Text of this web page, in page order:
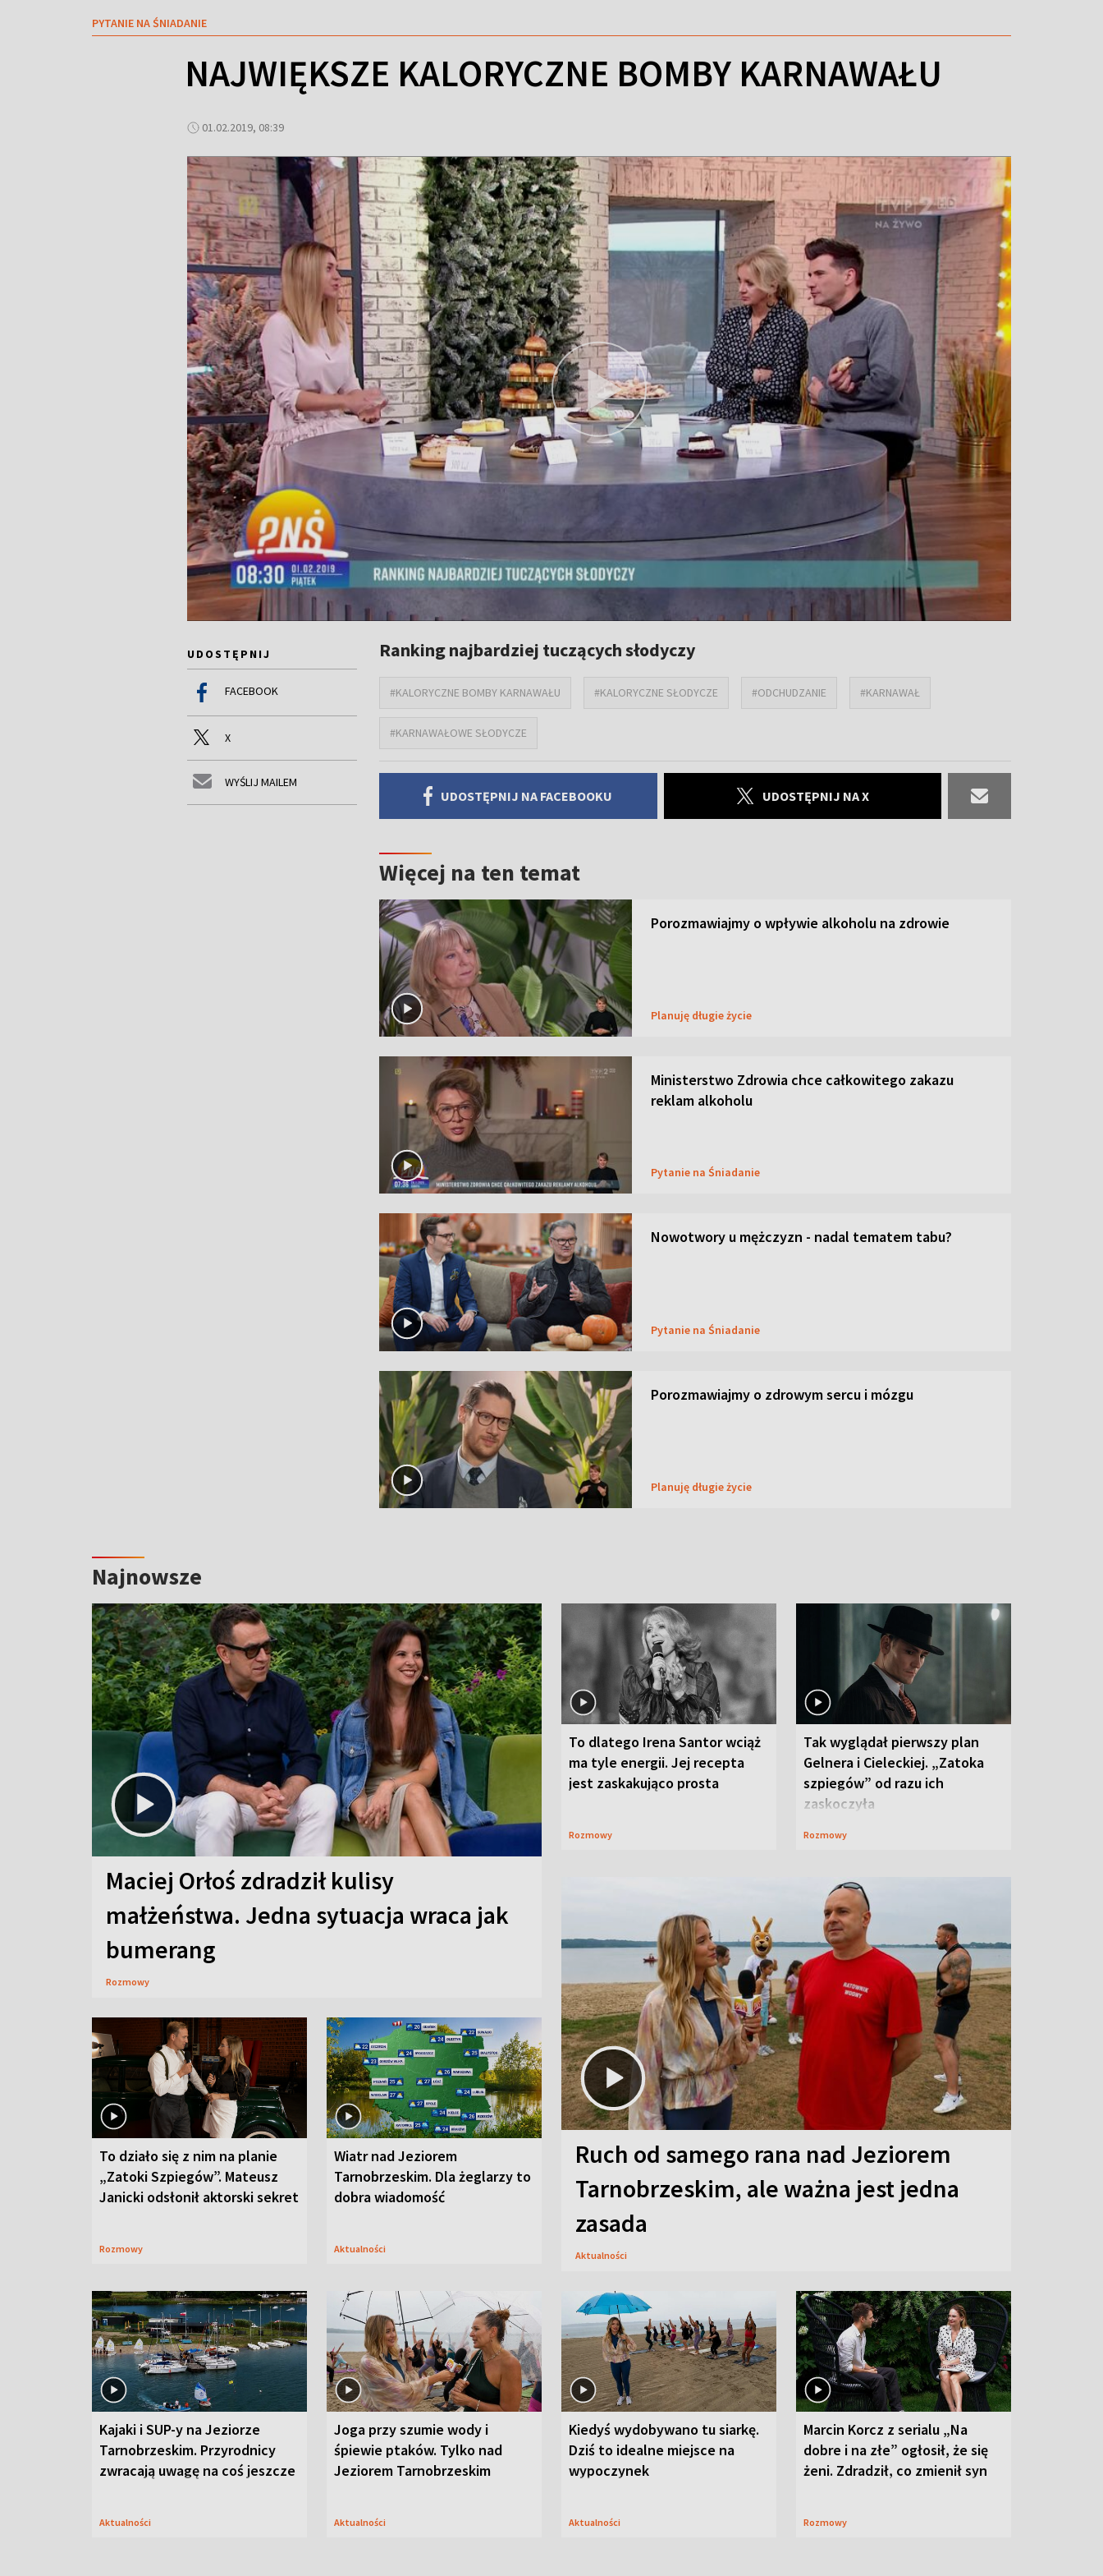
PYTANIE NA ŚNIADANIE
NAJWIĘKSZE KALORYCZNE BOMBY KARNAWAŁU
01.02.2019, 08:39
UDOSTĘPNIJ
FACEBOOK
X
WYŚLIJ MAILEM
Ranking najbardziej tuczących słodyczy
#KALORYCZNE BOMBY KARNAWAŁU #KALORYCZNE SŁODYCZE #ODCHUDZANIE #KARNAWAŁ
#KARNAWAŁOWE SŁODYCZE
UDOSTĘPNIJ NA FACEBOOKU UDOSTĘPNIJ NA X
Więcej na ten temat
Porozmawiajmy o wpływie alkoholu na zdrowie
Planuję długie życie
Ministerstwo Zdrowia chce całkowitego zakazu
reklam alkoholu
Pytanie na Śniadanie
Nowotwory u mężczyzn - nadal tematem tabu?
Pytanie na Śniadanie
Porozmawiajmy o zdrowym sercu i mózgu
Planuję długie życie
Najnowsze
Maciej Orłoś zdradził kulisy
małżeństwa. Jedna sytuacja wraca jak
bumerang
Rozmowy
To dlatego Irena Santor wciąż
ma tyle energii. Jej recepta
jest zaskakująco prosta
Rozmowy
Tak wyglądał pierwszy plan
Gelnera i Cieleckiej. „Zatoka
szpiegów” od razu ich
zaskoczyła
Rozmowy
To działo się z nim na planie
„Zatoki Szpiegów”. Mateusz
Janicki odsłonił aktorski sekret
Rozmowy
Wiatr nad Jeziorem
Tarnobrzeskim. Dla żeglarzy to
dobra wiadomość
Aktualności
Ruch od samego rana nad Jeziorem
Tarnobrzeskim, ale ważna jest jedna
zasada
Aktualności
Kajaki i SUP-y na Jeziorze
Tarnobrzeskim. Przyrodnicy
zwracają uwagę na coś jeszcze
Aktualności
Joga przy szumie wody i
śpiewie ptaków. Tylko nad
Jeziorem Tarnobrzeskim
Aktualności
Kiedyś wydobywano tu siarkę.
Dziś to idealne miejsce na
wypoczynek
Aktualności
Marcin Korcz z serialu „Na
dobre i na złe” ogłosił, że się
żeni. Zdradził, co zmienił syn
Rozmowy